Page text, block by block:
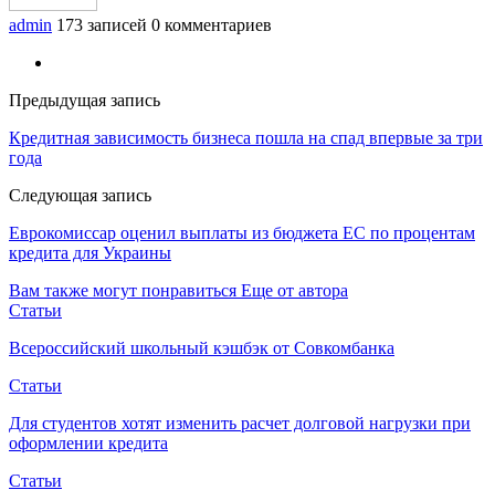
admin 173 записей 0 комментариев
Предыдущая запись
Кредитная зависимость бизнеса пошла на спад впервые за три
года
Следующая запись
Еврокомиссар оценил выплаты из бюджета ЕС по процентам
кредита для Украины
Вам также могут понравиться Еще от автора
Статьи
Всероссийский школьный кэшбэк от Совкомбанка
Статьи
Для студентов хотят изменить расчет долговой нагрузки при
оформлении кредита
Статьи